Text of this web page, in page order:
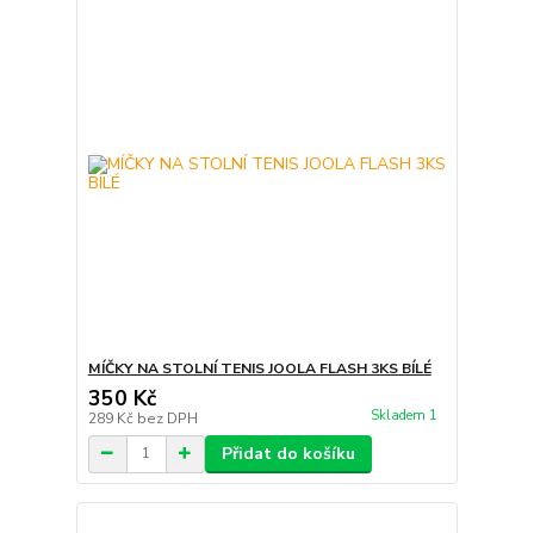
MÍČKY NA STOLNÍ TENIS JOOLA FLASH 3KS BÍLÉ
350 Kč
289 Kč bez DPH Skladem 1
Přidat do košíku